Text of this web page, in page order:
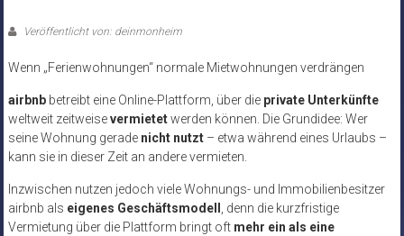
Veröffentlicht von: deinmonheim
Wenn „Ferienwohnungen“ normale Mietwohnungen verdrängen
airbnbbetreibt eine Online-Plattform, über die private Unterkünfte
weltweit zeitweisevermietetwerden können. Die Grundidee: Wer
seine Wohnung gerade nicht nutzt– etwa während eines Urlaubs –
kann sie in dieser Zeit an andere vermieten.
Inzwischen nutzen jedoch viele Wohnungs- und Immobilienbesitzer
airbnb als eigenes Geschäftsmodell , denn die kurzfristige
Vermietung über die Plattform bringt oft mehr ein als eine